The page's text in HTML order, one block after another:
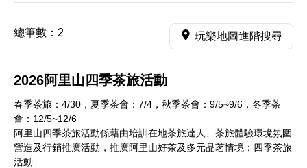
總筆數： 2 玩樂地圖進階搜尋
2026阿里山四季茶旅活動
春季茶旅：4/30，夏季茶會：7/4，秋季茶會：9/5~9/6，冬季茶
會：12/5~12/6
阿里山四季茶旅活動係藉由培訓在地茶旅達人、茶旅體驗環境氛圍
營造及行銷推廣活動，推廣阿里山好茶及多元品茗情境；四季茶旅
活動...